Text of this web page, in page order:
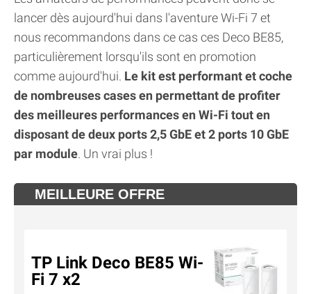
lancer dès aujourd'hui dans l'aventure Wi-Fi 7 et
nous recommandons dans ce cas ces Deco BE85,
particulièrement lorsqu'ils sont en promotion
comme aujourd'hui. Le kit est performant et coche
de nombreuses cases en permettant de profiter
des meilleures performances en Wi-Fi tout en
disposant de deux ports 2,5 GbE et 2 ports 10 GbE
par module. Un vrai plus !
MEILLEURE OFFRE
TP Link Deco BE85 Wi-
Fi 7 x2